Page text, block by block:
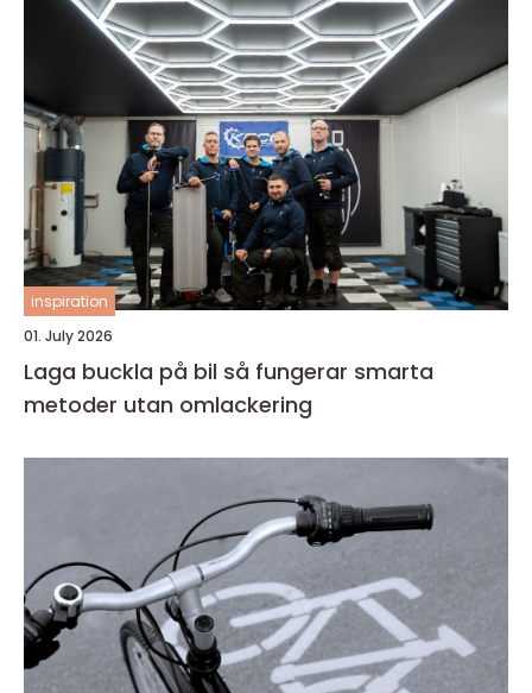
inspiration
01. July 2026
Laga buckla på bil så fungerar smarta
metoder utan omlackering